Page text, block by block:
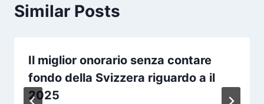
Similar Posts
Il miglior onorario senza contare
fondo della Svizzera riguardo a il
2025